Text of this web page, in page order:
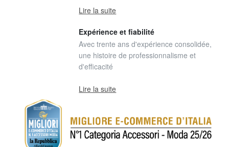
Lire la suite
Expérience et fiabilité
Avec trente ans d'expérience consolidée,
une histoire de professionnalisme et
d'efficacité
Lire la suite